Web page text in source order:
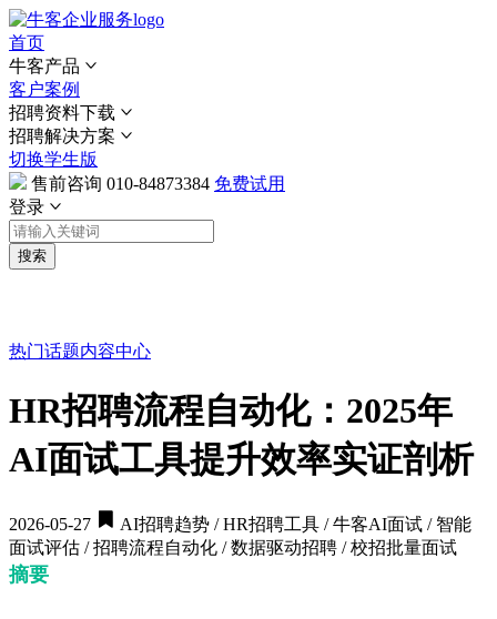
首页
牛客产品
客户案例
招聘资料下载
招聘解决方案
切换学生版
售前咨询 010-84873384 免费试用
登录
搜索
热门话题内容中心
HR招聘流程自动化：2025年
AI面试工具提升效率实证剖析
2026-05-27
AI招聘趋势 / HR招聘工具 / 牛客AI面试 / 智能
面试评估 / 招聘流程自动化 / 数据驱动招聘 / 校招批量面试
摘要